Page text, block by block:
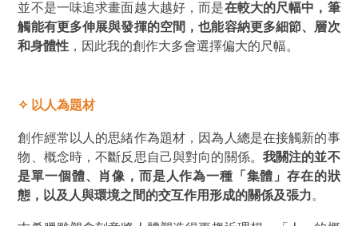
並不是一味追求畫面越大越好，而是在較大的尺幅中，筆
觸能有更多伸展與發揮的空間，也能容納更多細節、層次
和身體性 ，因此我的創作大多會選擇偏大的尺幅。
✧ 以人為題材
創作經常以人的思緒作為題材，因為人總是在接觸新的事
物、概念時，不斷反思自己與對向的關係。 我關注的並不
是單一個體、肖像，而是人作為一種「集體」存在的狀
態，以及人與環境之間的交互作用形成的關係及張力。